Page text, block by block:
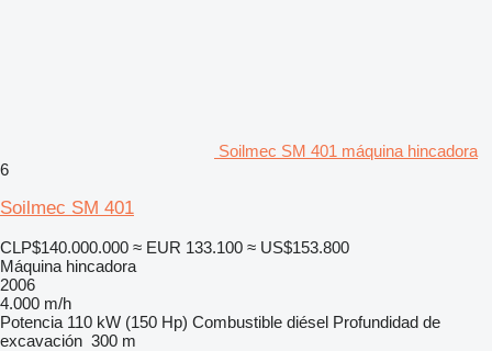
Soilmec SM 401 máquina hincadora
6
Soilmec SM 401
CLP$140.000.000 ≈ EUR 133.100 ≈ US$153.800
Máquina hincadora
2006
4.000 m/h
Potencia 110 kW (150 Hp) Combustible diésel Profundidad de
excavación 300 m